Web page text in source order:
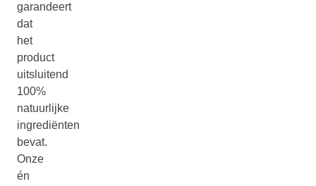
garandeert
dat
het
product
uitsluitend
100%
natuurlijke
ingrediënten
bevat.
Onze
én